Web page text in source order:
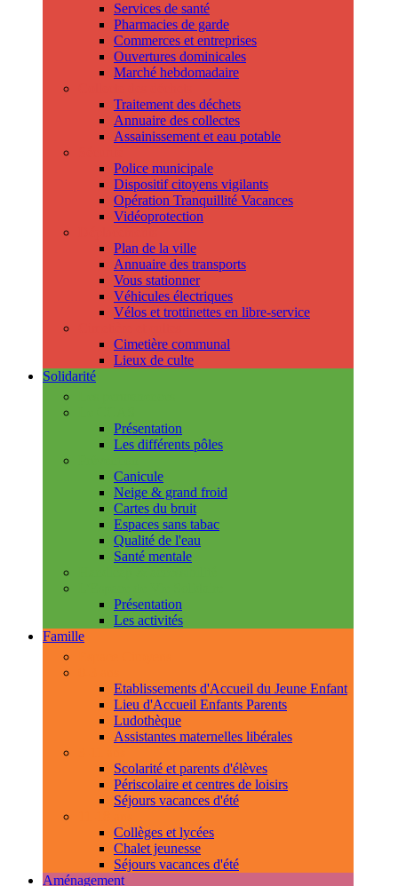
Services de santé
Pharmacies de garde
Commerces et entreprises
Ouvertures dominicales
Marché hebdomadaire
Traitement des déchets
Annuaire des collectes
Assainissement et eau potable
Police municipale
Dispositif citoyens vigilants
Opération Tranquillité Vacances
Vidéoprotection
Plan de la ville
Annuaire des transports
Vous stationner
Véhicules électriques
Vélos et trottinettes en libre-service
Cimetière communal
Lieux de culte
Solidarité
Présentation
Les différents pôles
Canicule
Neige & grand froid
Cartes du bruit
Espaces sans tabac
Qualité de l'eau
Santé mentale
Présentation
Les activités
Famille
Etablissements d'Accueil du Jeune Enfant
Lieu d'Accueil Enfants Parents
Ludothèque
Assistantes maternelles libérales
Scolarité et parents d'élèves
Périscolaire et centres de loisirs
Séjours vacances d'été
Collèges et lycées
Chalet jeunesse
Séjours vacances d'été
Aménagement